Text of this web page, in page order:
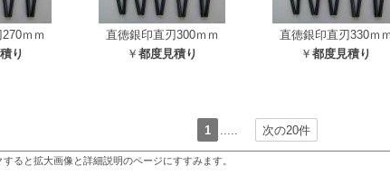
ｍｍ
り
直徳銀印直刃300ｍｍ
￥ 都度見積り
直徳銀印直刃330ｍｍ
￥ 都度見積り
1 ..... 次の20件
ると拡大画像と詳細説明のページにすすみます。